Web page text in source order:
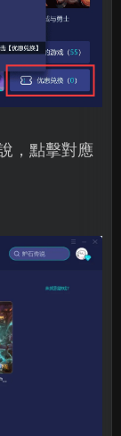
，點擊對應